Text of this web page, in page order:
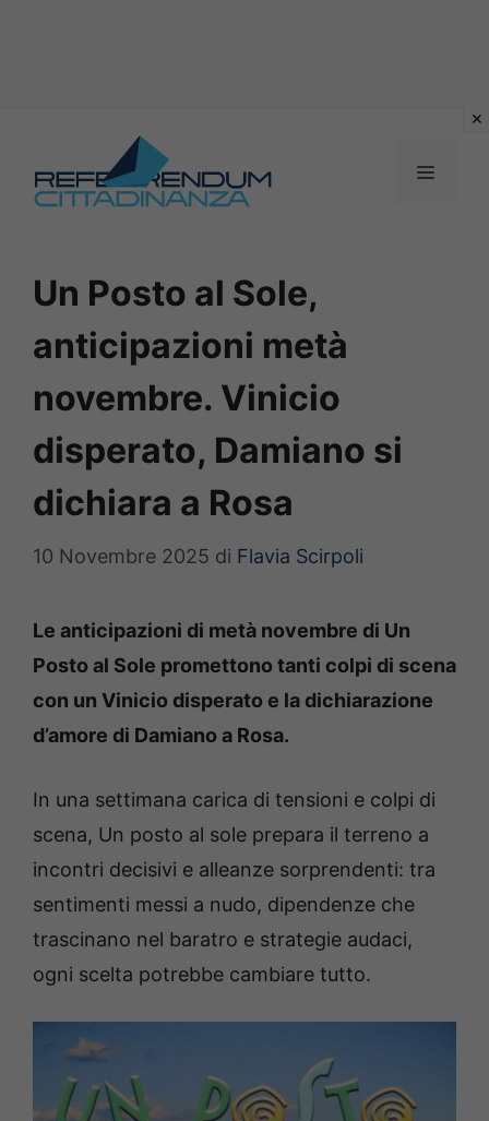
contenuto
MENU
Un Posto al Sole,
anticipazioni metà
novembre. Vinicio
disperato, Damiano si
dichiara a Rosa
10 Novembre 2025 di Flavia Scirpoli
Le anticipazioni di metà novembre di Un
Posto al Sole promettono tanti colpi di scena
con un Vinicio disperato e la dichiarazione
d’amore di Damiano a Rosa.
In una settimana carica di tensioni e colpi di
scena, Un posto al sole prepara il terreno a
incontri decisivi e alleanze sorprendenti: tra
sentimenti messi a nudo, dipendenze che
trascinano nel baratro e strategie audaci,
ogni scelta potrebbe cambiare tutto.